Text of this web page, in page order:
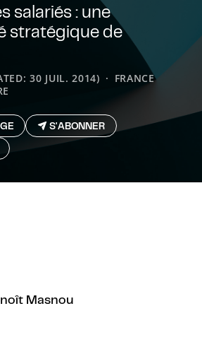
salariés : une
stratégique de
30 JUIL. 2014)
FRANCE
S'ABONNER
Masnou